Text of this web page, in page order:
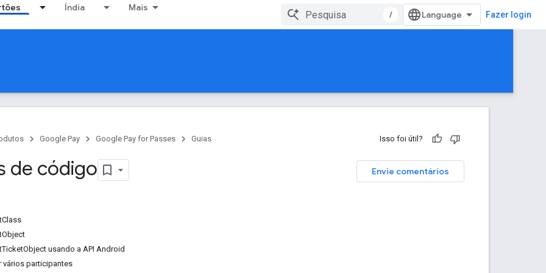
Índia Mais
/ Fazer login
Google Pay Google Pay for Passes Guias Isso foi útil?
Envie comentários
de código
usando a API Android
vários participantes